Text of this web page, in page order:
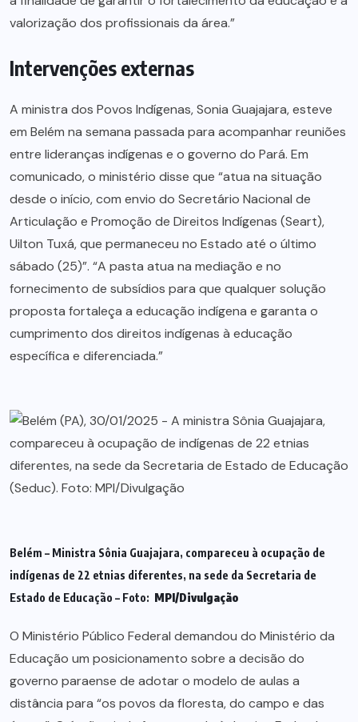
valorização dos profissionais da área.”
Intervenções externas
A ministra dos Povos Indígenas, Sonia Guajajara, esteve
em Belém na semana passada para acompanhar reuniões
entre lideranças indígenas e o governo do Pará. Em
comunicado, o ministério disse que “atua na situação
desde o início, com envio do Secretário Nacional de
Articulação e Promoção de Direitos Indígenas (Seart),
Uilton Tuxá, que permaneceu no Estado até o último
sábado (25)”. “A pasta atua na mediação e no
fornecimento de subsídios para que qualquer solução
proposta fortaleça a educação indígena e garanta o
cumprimento dos direitos indígenas à educação
específica e diferenciada.”
Belém – Ministra Sônia Guajajara, compareceu à ocupação de
indígenas de 22 etnias diferentes, na sede da Secretaria de
Estado de Educação – Foto: MPI/Divulgação
O Ministério Público Federal demandou do Ministério da
Educação um posicionamento sobre a decisão do
governo paraense de adotar o modelo de aulas a
distância para “os povos da floresta, do campo e das